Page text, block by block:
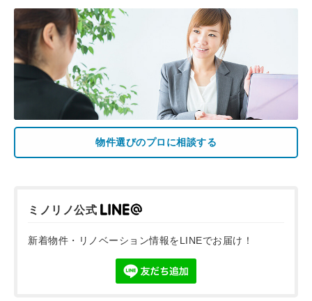
物件選びのプロに相談する
ミノリノ公式
新着物件・リノベーション情報をLINEでお届け！